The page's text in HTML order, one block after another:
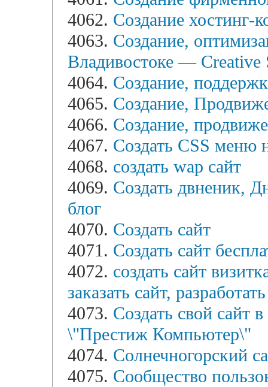
4062. Создание хостинг-
4063. Создание,
Владивостоке — Creative
4064. Создание,
4065. Создание,
4066. Создание,
4067. Создать CSS меню
4068. создать wap сайт
4069. Создать двненик,
блог
4070. Создать сайт
4071. Создать сайт
4072. создать сайт
заказать сайт,
4073. Создать свой сайт
\"Престиж Компьютер\"
4074. Солнечногорский
4075. Сообщество